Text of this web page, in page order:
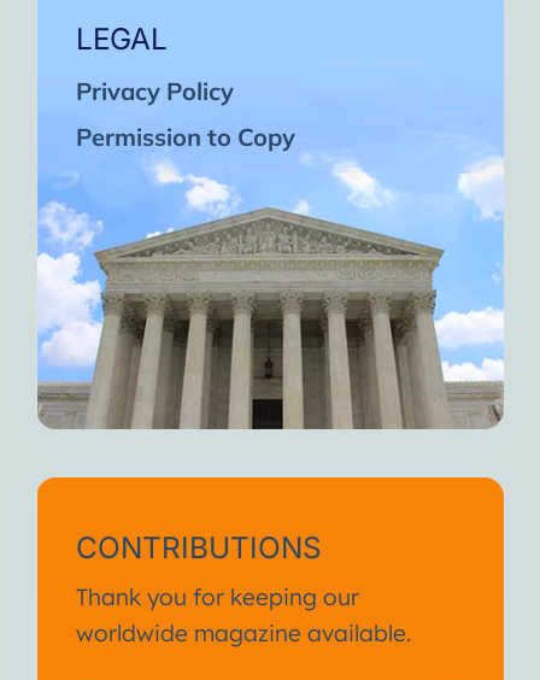
LEGAL
Privacy Policy
Permission to Copy
CONTRIBUTIONS
Thank you for keeping our
worldwide magazine available.